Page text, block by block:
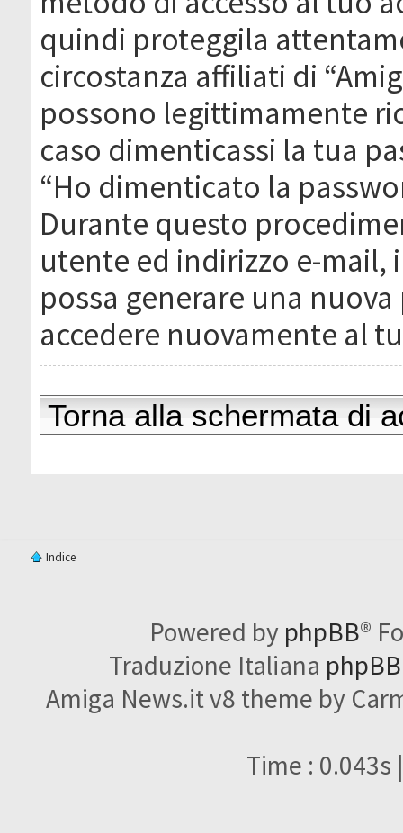
quindi proteggila
circostanza affiliati di
possono legittimamente
caso dimenticassi la tua
“Ho dimenticato la
Durante questo
utente ed indirizzo e-mail,
possa generare una
accedere nuovamente al
Torna alla schermata di
Indice
Powered by phpBB®
Traduzione Italiana
Amiga News.it v8 theme by
Time : 0.043s